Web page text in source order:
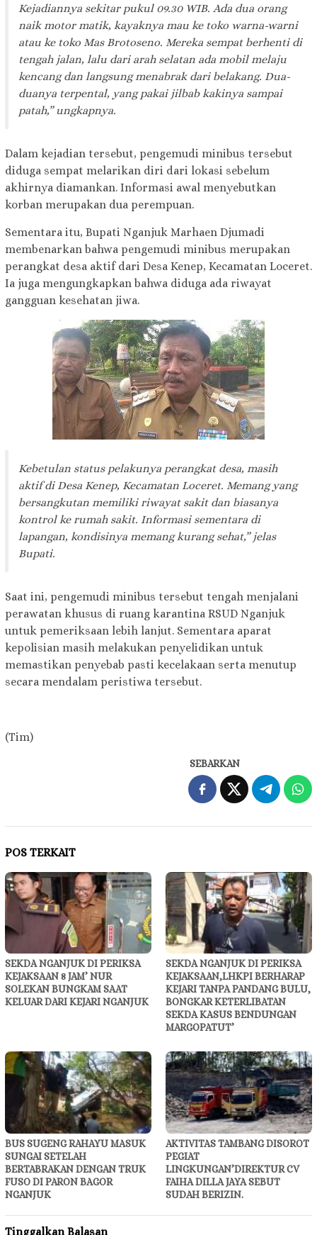
Kejadiannya sekitar pukul 09.30 WIB. Ada dua orang
naik motor matik, kayaknya mau ke toko warna-warni
atau ke toko Mas Brotoseno. Mereka sempat berhenti di
tengah jalan, lalu dari arah selatan ada mobil melaju
kencang dan langsung menabrak dari belakang. Dua-
duanya terpental, yang pakai jilbab kakinya sampai
patah,” ungkapnya.
Dalam kejadian tersebut, pengemudi minibus tersebut
diduga sempat melarikan diri dari lokasi sebelum
akhirnya diamankan. Informasi awal menyebutkan
korban merupakan dua perempuan.
Sementara itu, Bupati Nganjuk Marhaen Djumadi
membenarkan bahwa pengemudi minibus merupakan
perangkat desa aktif dari Desa Kenep, Kecamatan Loceret.
Ia juga mengungkapkan bahwa diduga ada riwayat
gangguan kesehatan jiwa.
Kebetulan status pelakunya perangkat desa, masih
aktif di Desa Kenep, Kecamatan Loceret. Memang yang
bersangkutan memiliki riwayat sakit dan biasanya
kontrol ke rumah sakit. Informasi sementara di
lapangan, kondisinya memang kurang sehat,” jelas
Bupati.
Saat ini, pengemudi minibus tersebut tengah menjalani
perawatan khusus di ruang karantina RSUD Nganjuk
untuk pemeriksaan lebih lanjut. Sementara aparat
kepolisian masih melakukan penyelidikan untuk
memastikan penyebab pasti kecelakaan serta menutup
secara mendalam peristiwa tersebut.
(Tim)
SEBARKAN
POS TERKAIT
SEKDA NGANJUK DI PERIKSA
KEJAKSAAN 8 JAM’ NUR
SOLEKAN BUNGKAM SAAT
KELUAR DARI KEJARI NGANJUK
SEKDA NGANJUK DI PERIKSA
KEJAKSAAN,LHKPI BERHARAP
KEJARI TANPA PANDANG BULU,
BONGKAR KETERLIBATAN
SEKDA KASUS BENDUNGAN
MARGOPATUT’
BUS SUGENG RAHAYU MASUK
SUNGAI SETELAH
BERTABRAKAN DENGAN TRUK
FUSO DI PARON BAGOR
NGANJUK
AKTIVITAS TAMBANG DISOROT
PEGIAT
LINGKUNGAN’DIREKTUR CV
FAIHA DILLA JAYA SEBUT
SUDAH BERIZIN.
Tinggalkan Balasan